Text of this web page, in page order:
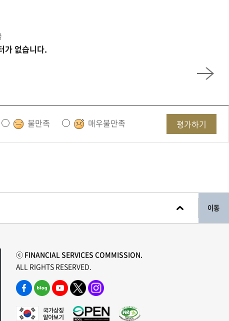
가 없습니다.
불만족 매우불만족 평가하기
이동
ⓒ FINANCIAL SERVICES COMMISSION.
ALL RIGHTS RESERVED.